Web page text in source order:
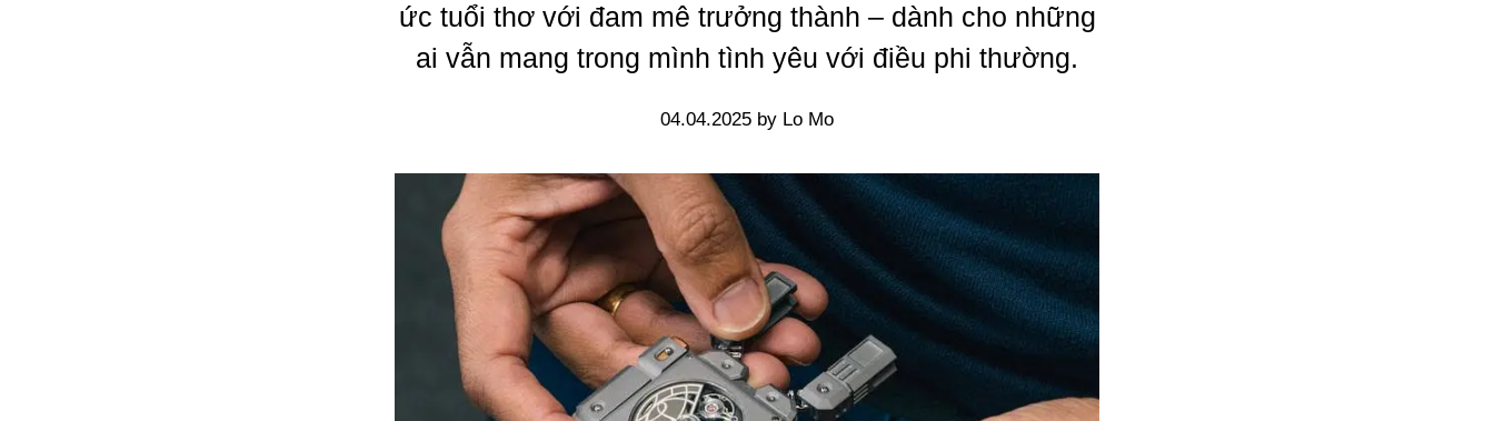
ức tuổi thơ với đam mê trưởng thành – dành cho những
ai vẫn mang trong mình tình yêu với điều phi thường.
04.04.2025 by Lo Mo